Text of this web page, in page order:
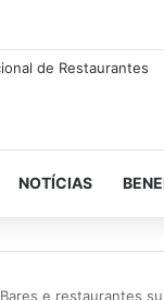
NOTÍCIAS
Bares e restaurantes